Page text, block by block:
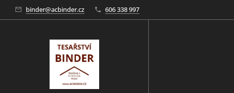
binder@acbinder.cz 606 338 997